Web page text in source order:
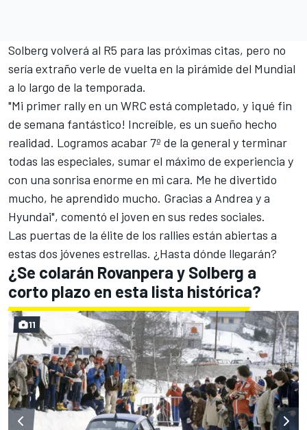
Solberg volverá al R5 para las próximas citas, pero no
sería extraño verle de vuelta en la pirámide del Mundial
a lo largo de la temporada.
"Mi primer rally en un WRC está completado, y ¡qué fin
de semana fantástico! Increíble, es un sueño hecho
realidad. Logramos acabar 7º de la general y terminar
todas las especiales, sumar el máximo de experiencia y
con una sonrisa enorme en mi cara. Me he divertido
mucho, he aprendido mucho. Gracias a Andrea y a
Hyundai", comentó el joven en sus redes sociales.
Las puertas de la élite de los rallies están abiertas a
estas dos jóvenes estrellas. ¿Hasta dónde llegarán?
¿Se colarán Rovanpera y Solberg a
corto plazo en esta lista histórica?
11